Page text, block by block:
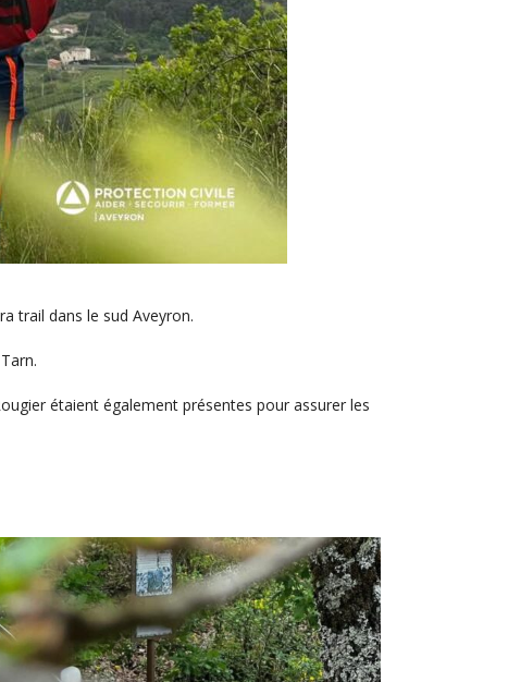
trail dans le sud Aveyron.
étaient également présentes pour assurer les